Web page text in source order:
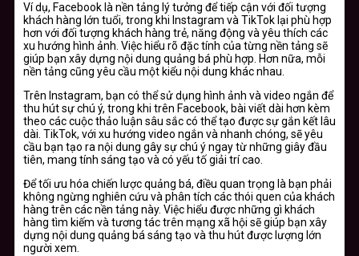
Ví dụ, Facebook là nền tảng lý tưởng để tiếp cận với đối tượng
khách hàng lớn tuổi, trong khi Instagram và TikTok lại phù hợp
hơn với đối tượng khách hàng trẻ, năng động và yêu thích các
xu hướng hình ảnh. Việc hiểu rõ đặc tính của từng nền tảng sẽ
giúp bạn xây dựng nội dung quảng bá phù hợp. Hơn nữa, mỗi
nền tảng cũng yêu cầu một kiểu nội dung khác nhau.
Trên Instagram, bạn có thể sử dụng hình ảnh và video ngắn để
thu hút sự chú ý, trong khi trên Facebook, bài viết dài hơn kèm
theo các cuộc thảo luận sâu sắc có thể tạo được sự gắn kết lâu
dài. TikTok, với xu hướng video ngắn và nhanh chóng, sẽ yêu
cầu bạn tạo ra nội dung gây sự chú ý ngay từ những giây đầu
tiên, mang tính sáng tạo và có yếu tố giải trí cao.
Để tối ưu hóa chiến lược quảng bá, điều quan trọng là bạn phải
không ngừng nghiên cứu và phân tích các thói quen của khách
hàng trên các nền tảng này. Việc hiểu được những gì khách
hàng tìm kiếm và tương tác trên mạng xã hội sẽ giúp bạn xây
dựng nội dung quảng bá sáng tạo và thu hút được lượng lớn
người xem.